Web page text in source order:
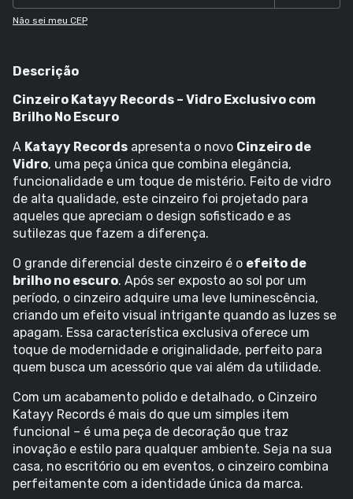
Não sei meu CEP
Descrição
Cinzeiro Katayy Records – Vidro Exclusivo com
Brilho No Escuro
A Katayy Records apresenta o novo Cinzeiro de
Vidro, uma peça única que combina elegância,
funcionalidade e um toque de mistério. Feito de vidro
de alta qualidade, este cinzeiro foi projetado para
aqueles que apreciam o design sofisticado e as
sutilezas que fazem a diferença.
O grande diferencial deste cinzeiro é o efeito de
brilho no escuro. Após ser exposto ao sol por um
período, o cinzeiro adquire uma leve luminescência,
criando um efeito visual intrigante quando as luzes se
apagam. Essa característica exclusiva oferece um
toque de modernidade e originalidade, perfeito para
quem busca um acessório que vai além da utilidade.
Com um acabamento polido e detalhado, o Cinzeiro
Katayy Records é mais do que um simples item
funcional – é uma peça de decoração que traz
inovação e estilo para qualquer ambiente. Seja na sua
casa, no escritório ou em eventos, o cinzeiro combina
perfeitamente com a identidade única da marca.